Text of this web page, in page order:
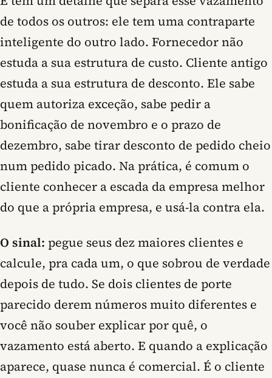
de todos os outros: ele tem uma contraparte
inteligente do outro lado. Fornecedor não
estuda a sua estrutura de custo. Cliente antigo
estuda a sua estrutura de desconto. Ele sabe
quem autoriza exceção, sabe pedir a
bonificação de novembro e o prazo de
dezembro, sabe tirar desconto de pedido cheio
num pedido picado. Na prática, é comum o
cliente conhecer a escada da empresa melhor
do que a própria empresa, e usá-la contra ela.
O sinal: pegue seus dez maiores clientes e
calcule, pra cada um, o que sobrou de verdade
depois de tudo. Se dois clientes de porte
parecido derem números muito diferentes e
você não souber explicar por quê, o
vazamento está aberto. E quando a explicação
aparece, quase nunca é comercial. É o cliente